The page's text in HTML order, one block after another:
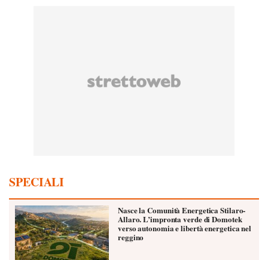
SPECIALI
Nasce la Comunità Energetica Stilaro-
Allaro. L’impronta verde di Domotek
verso autonomia e libertà energetica nel
reggino